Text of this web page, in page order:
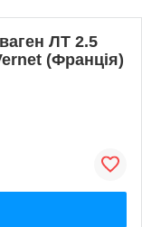
ЛТ 2.5
(Франція)